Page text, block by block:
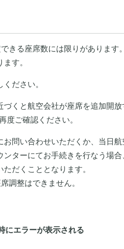
きる座席数には限りがありま
す。
ださい。
づくと航空会社が座席を追加開
度ご確認ください。
お問い合わせいただくか、当日
ンターにてお手続きを行なう場
ただくこととなります。
調整はできません。
にエラーが表示される